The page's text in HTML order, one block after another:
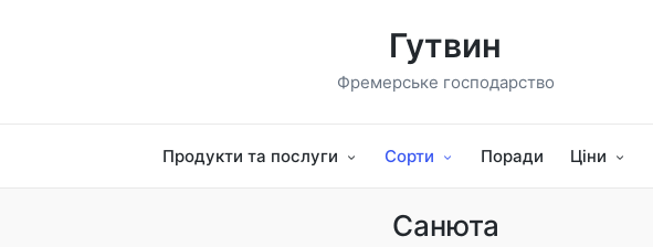
Гутвин
Фремерське господарство
Продукти та послуги Сорти Поради Ціни
Санюта